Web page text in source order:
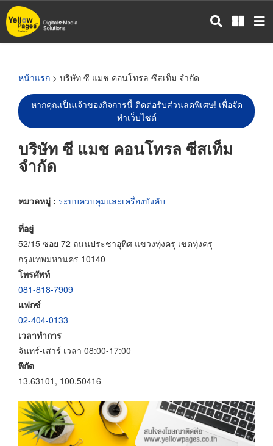
ข้าม
ไป
หน้าแรก > บริษัท ซี แมช คอนโทรล ซีสเท็ม จำกัด
หากคุณเป็นเจ้าของกิจการนี้ ติดต่อรับส่วนลดพิเศษ! เพื่อจัด
ทำเว็บไซต์
บริษัท ซี แมช คอนโทรล ซีสเท็ม
จำกัด
หมวดหมู่ : ระบบควบคุมและเครื่องบังคับ
ที่อยู่
52/15 ซอย 72 ถนนประชาอุทิศ แขวงทุ่งครุ เขตทุ่งครุ
กรุงเทพมหานคร 10140
โทรศัพท์
081-818-7909
แฟกซ์
02-404-0133
เวลาทำการ
จันทร์-เสาร์ เวลา 08:00-17:00
พิกัด
13.63101, 100.50416